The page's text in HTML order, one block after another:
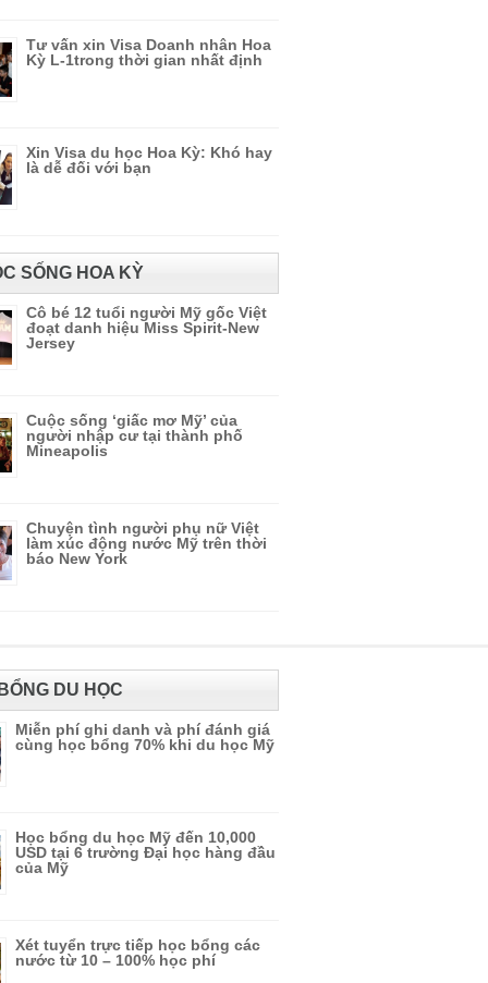
Tư vấn xin Visa Doanh nhân Hoa
Kỳ L-1trong thời gian nhất định
Xin Visa du học Hoa Kỳ: Khó hay
là dễ đối với bạn
SỐNG HOA KỲ
Cô bé 12 tuổi người Mỹ gốc Việt
đoạt danh hiệu Miss Spirit-New
Jersey
Cuộc sống ‘giấc mơ Mỹ’ của
người nhập cư tại thành phố
Mineapolis
Chuyện tình người phụ nữ Việt
làm xúc động nước Mỹ trên thời
báo New York
DU HỌC
Miễn phí ghi danh và phí đánh giá
cùng học bổng 70% khi du học Mỹ
Học bổng du học Mỹ đến 10,000
USD tại 6 trường Đại học hàng đầu
của Mỹ
Xét tuyển trực tiếp học bổng các
nước từ 10 – 100% học phí